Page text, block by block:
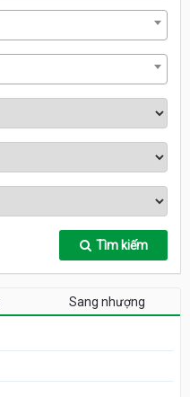
Tìm kiếm
Sang nhượng